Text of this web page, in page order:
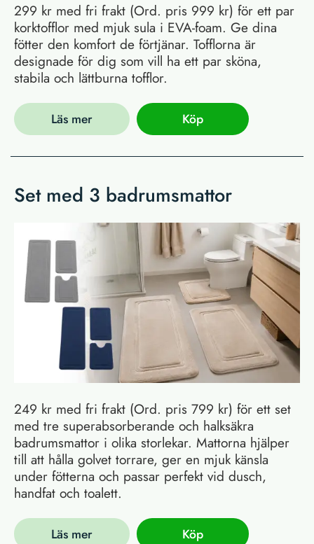
299 kr med fri frakt (Ord. pris 999 kr) för ett par
korktofflor med mjuk sula i EVA-foam. Ge dina
fötter den komfort de förtjänar. Tofflorna är
designade för dig som vill ha ett par sköna,
stabila och lättburna tofflor.
Läs mer Köp
Set med 3 badrumsmattor
249 kr med fri frakt (Ord. pris 799 kr) för ett set
med tre superabsorberande och halksäkra
badrumsmattor i olika storlekar. Mattorna hjälper
till att hålla golvet torrare, ger en mjuk känsla
under fötterna och passar perfekt vid dusch,
handfat och toalett.
Läs mer Köp